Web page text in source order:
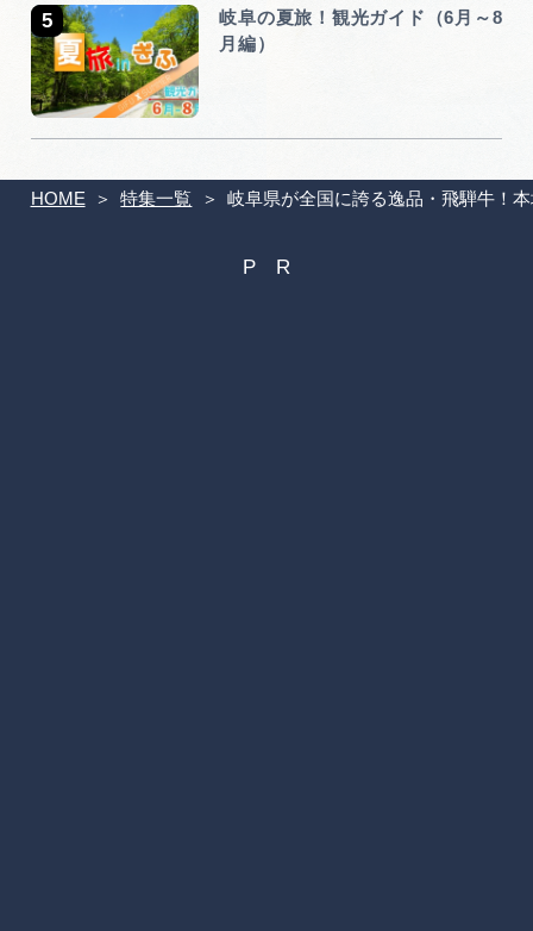
HOME 特集一覧 岐阜県が全国に誇る逸品・飛騨牛！
岐阜の夏旅！観光ガイド（6月～8
月編）